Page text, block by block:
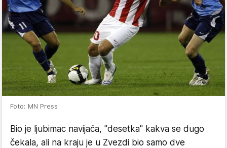
Foto: MN Press
Bio je ljubimac navijača, "desetka" kakva se dugo
čekala, ali na kraju je u Zvezdi bio samo dve